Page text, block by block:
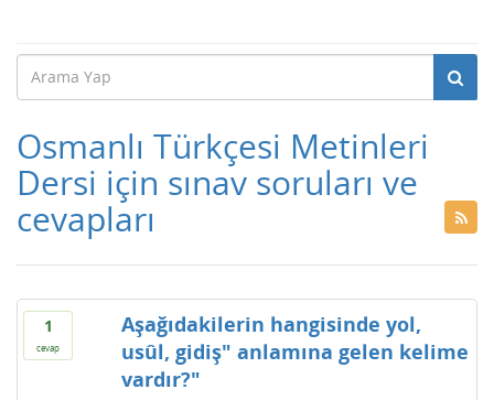
Osmanlı Türkçesi Metinleri
Dersi için sınav soruları ve
cevapları
1
cevap
Aşağıdakilerin hangisinde yol,
usûl, gidiş" anlamına gelen kelime
vardır?"